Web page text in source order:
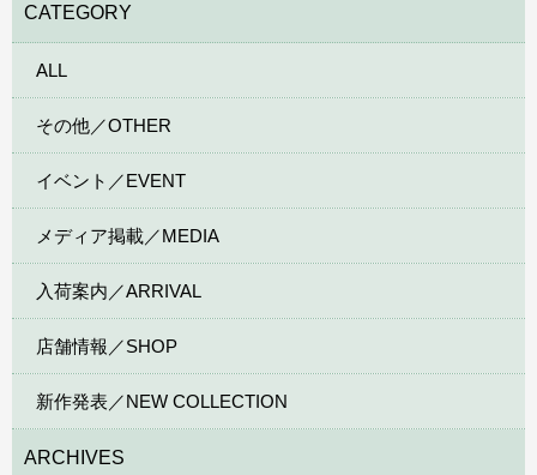
CATEGORY
ALL
その他／OTHER
イベント／EVENT
メディア掲載／MEDIA
入荷案内／ARRIVAL
店舗情報／SHOP
新作発表／NEW COLLECTION
ARCHIVES